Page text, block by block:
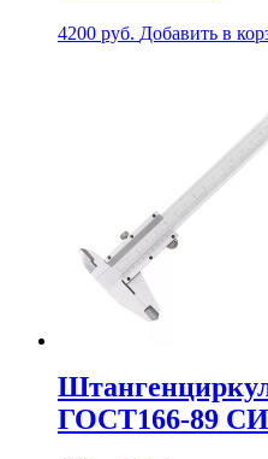
4200 руб. Добавить в
ГОСТ166-89